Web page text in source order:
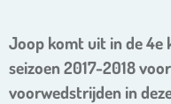
Joop komt uit in de 4e
seizoen 2017-2018
voorwedstrijden in